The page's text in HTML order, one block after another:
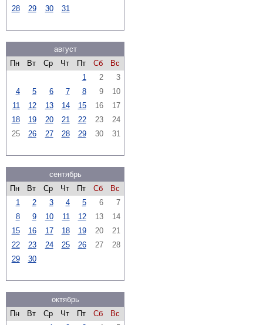
28
29 30 31
август
Пн
Вт Ср Чт Пт Сб
Вс
1
2
3
4
5 6 7 8 9
10
11
12 13 14 15 16
17
18
19 20 21 22 23
24
25
26 27 28 29 30 31
сентябрь
Пн
Вт Ср Чт Пт Сб
Вс
1
2 3 4 5 6
7
8
9 10 11 12 13
14
15
16 17 18 19 20
21
22
23 24 25 26 27
28
29
30
октябрь
Пн
Вт Ср Чт Пт Сб
Вс